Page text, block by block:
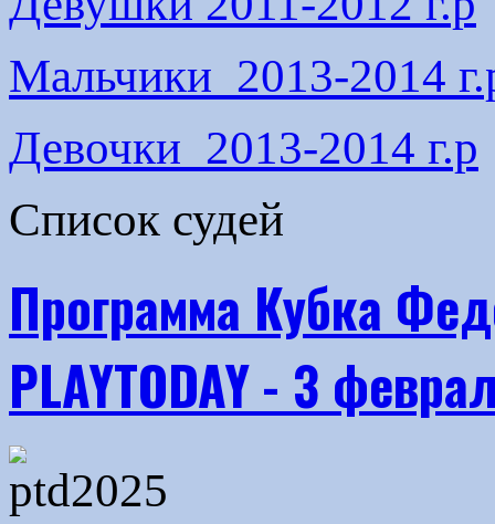
Мальчики 2013-2014
Девочки 2013-2014 г.р
Список судей
Программа Кубка
PLAYTODAY - 3